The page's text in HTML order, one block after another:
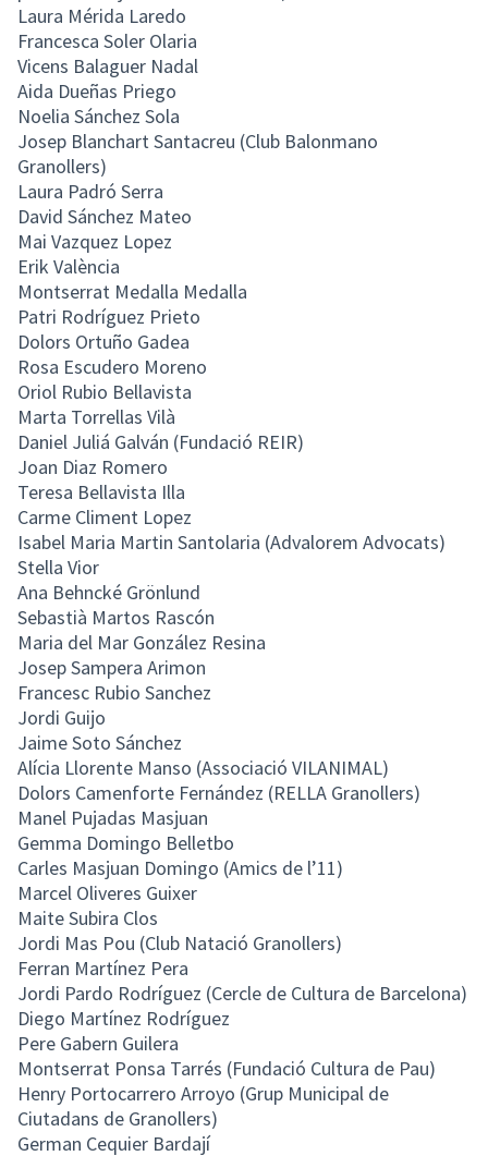
Laura Mérida Laredo
Francesca Soler Olaria
Vicens Balaguer Nadal
Aida Dueñas Priego
Noelia Sánchez Sola
Josep Blanchart Santacreu (Club Balonmano
Granollers)
Laura Padró Serra
David Sánchez Mateo
Mai Vazquez Lopez
Erik València
Montserrat Medalla Medalla
Patri Rodríguez Prieto
Dolors Ortuño Gadea
Rosa Escudero Moreno
Oriol Rubio Bellavista
Marta Torrellas Vilà
Daniel Juliá Galván (Fundació REIR)
Joan Diaz Romero
Teresa Bellavista Illa
Carme Climent Lopez
Isabel Maria Martin Santolaria (Advalorem Advocats)
Stella Vior
Ana Behncké Grönlund
Sebastià Martos Rascón
Maria del Mar González Resina
Josep Sampera Arimon
Francesc Rubio Sanchez
Jordi Guijo
Jaime Soto Sánchez
Alícia Llorente Manso (Associació VILANIMAL)
Dolors Camenforte Fernández (RELLA Granollers)
Manel Pujadas Masjuan
Gemma Domingo Belletbo
Carles Masjuan Domingo (Amics de l’11)
Marcel Oliveres Guixer
Maite Subira Clos
Jordi Mas Pou (Club Natació Granollers)
Ferran Martínez Pera
Jordi Pardo Rodríguez (Cercle de Cultura de Barcelona)
Diego Martínez Rodríguez
Pere Gabern Guilera
Montserrat Ponsa Tarrés (Fundació Cultura de Pau)
Henry Portocarrero Arroyo (Grup Municipal de
Ciutadans de Granollers)
German Cequier Bardají